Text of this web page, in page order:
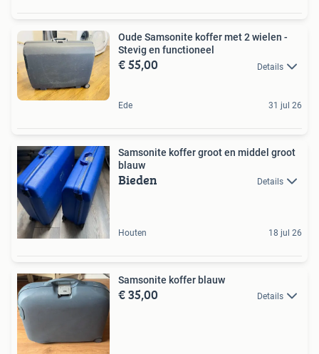
Oude Samsonite koffer met 2 wielen -
Stevig en functioneel
€ 55,00 Details
Ede 31 jul 26
Samsonite koffer groot en middel groot
blauw
Bieden Details
Houten 18 jul 26
Samsonite koffer blauw
€ 35,00 Details